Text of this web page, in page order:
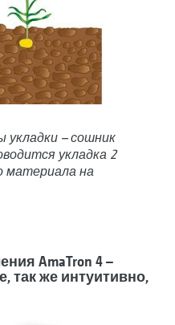
укладки – сошник
укладка 2
материала на
AmaTron 4 –
так же интуитивно,